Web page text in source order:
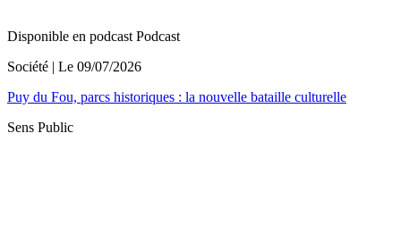
Disponible en podcast Podcast
Société | Le 09/07/2026
Puy du Fou, parcs historiques : la nouvelle bataille culturelle
Sens Public